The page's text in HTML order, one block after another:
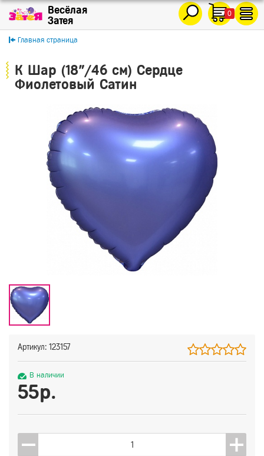
0
Главная страница
К Шар (18"/46 см) Сердце
Фиолетовый Сатин
Артикул: 123157
В наличии
55р.